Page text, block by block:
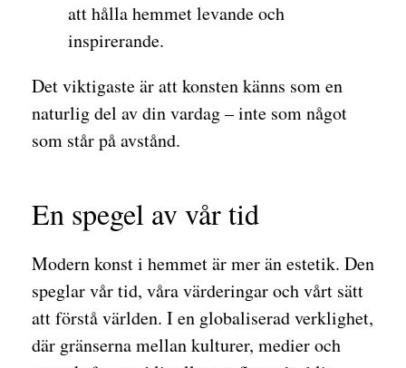
att hålla hemmet levande och
inspirerande.
Det viktigaste är att konsten känns som en
naturlig del av din vardag – inte som något
som står på avstånd.
En spegel av vår tid
Modern konst i hemmet är mer än estetik. Den
speglar vår tid, våra värderingar och vårt sätt
att förstå världen. I en globaliserad verklighet,
där gränserna mellan kulturer, medier och